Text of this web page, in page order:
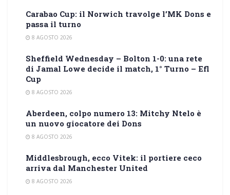
Carabao Cup: il Norwich travolge l’MK Dons e
passa il turno
8 AGOSTO 2026
Sheffield Wednesday – Bolton 1-0: una rete
di Jamal Lowe decide il match, 1° Turno – Efl
Cup
8 AGOSTO 2026
Aberdeen, colpo numero 13: Mitchy Ntelo è
un nuovo giocatore dei Dons
8 AGOSTO 2026
Middlesbrough, ecco Vitek: il portiere ceco
arriva dal Manchester United
8 AGOSTO 2026